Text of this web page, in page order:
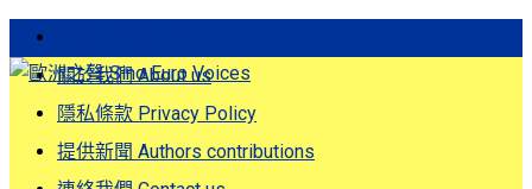
關於我們 About us
隱私條款 Privacy Policy
提供新聞 Authors contributions